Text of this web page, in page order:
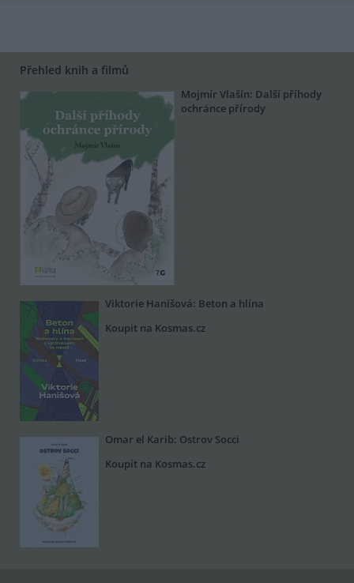
Přehled knih a filmů
Mojmír Vlašín: Další příhody
ochránce přírody
Viktorie Hanišová: Beton a hlína
Koupit na Kosmas.cz
Omar el Karib: Ostrov Socci
Koupit na Kosmas.cz